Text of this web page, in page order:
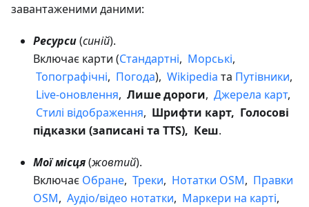
завантаженими даними:
Ресурси(синій).
Включає карти (Стандартні, Морські,
Топографічні, Погода), Wikipedia та Путівники,
Live-оновлення, Лише дороги, Джерела карт,
Стилі відображення, Шрифти карт, Голосові
підказки (записані та TTS), Кеш.
Мої місця(жовтий).
Включає Обране, Треки, Нотатки OSM, Правки
OSM, Аудіо/відео нотатки, Маркери на карті,